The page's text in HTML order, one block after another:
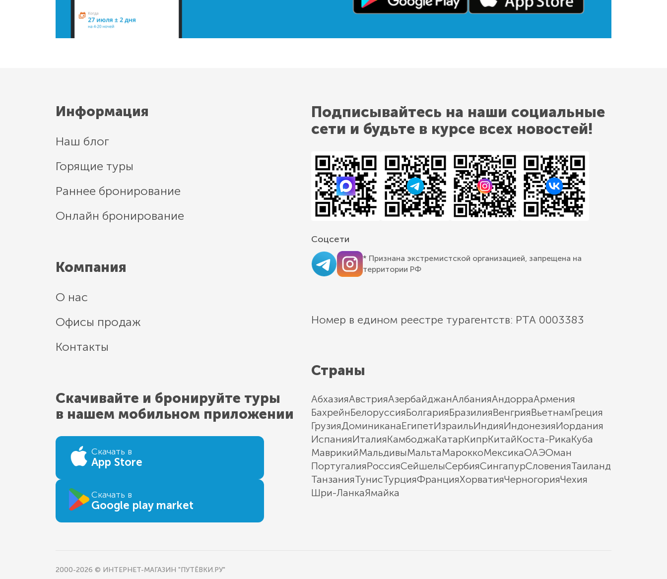
Информация
Наш блог
Горящие туры
Раннее бронирование
Онлайн бронирование
Компания
О нас
Офисы продаж
Контакты
Скачивайте и бронируйте туры
в нашем мобильном приложении
Скачать в
App Store
Скачать в
Google play market
Подписывайтесь на наши социальные
сети и будьте в курсе всех новостей!
Соцсети
* Признана экстремистской организацией, запрещена на
территории РФ
Номер в едином реестре турагентств: РТА 0003383
Страны
АбхазияАвстрияАзербайджанАлбанияАндорраАрмения
БахрейнБелоруссияБолгарияБразилияВенгрияВьетнамГреция
ГрузияДоминиканаЕгипетИзраильИндияИндонезияИордания
ИспанияИталияКамбоджаКатарКипрКитайКоста-РикаКуба
МаврикийМальдивыМальтаМароккоМексикаОАЭОман
ПортугалияРоссияСейшелыСербияСингапурСловенияТаиланд
ТанзанияТунисТурцияФранцияХорватияЧерногорияЧехия
Шри-ЛанкаЯмайка
2000-2026 © ИНТЕРНЕТ-МАГАЗИН "ПУТЁВКИ.РУ"